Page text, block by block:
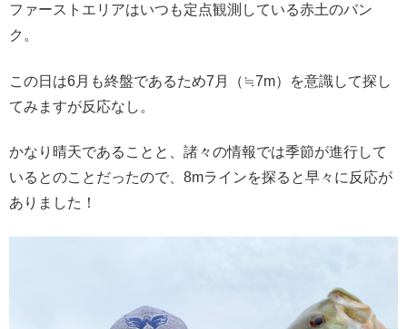
ファーストエリアはいつも定点観測している赤土のバン
ク。
この日は6月も終盤であるため7月（≒7m）を意識して探し
てみますが反応なし。
かなり晴天であることと、諸々の情報では季節が進行して
いるとのことだったので、8mラインを探ると早々に反応が
ありました！